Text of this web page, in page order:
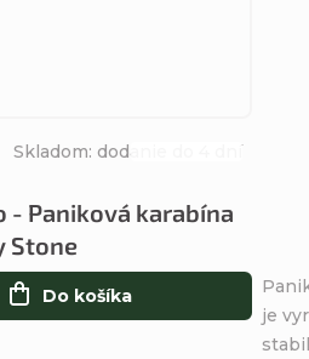
- Paniková karabína
Stone
produktu
Skladom: dodanie do 4 dní
Do košíka
je